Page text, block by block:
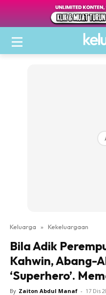
Keluarga » Kekeluargaan
Bila Adik
Kahwin, Abang-
‘Superhero’.
By Zaiton Abdul Manaf - 17 Dis